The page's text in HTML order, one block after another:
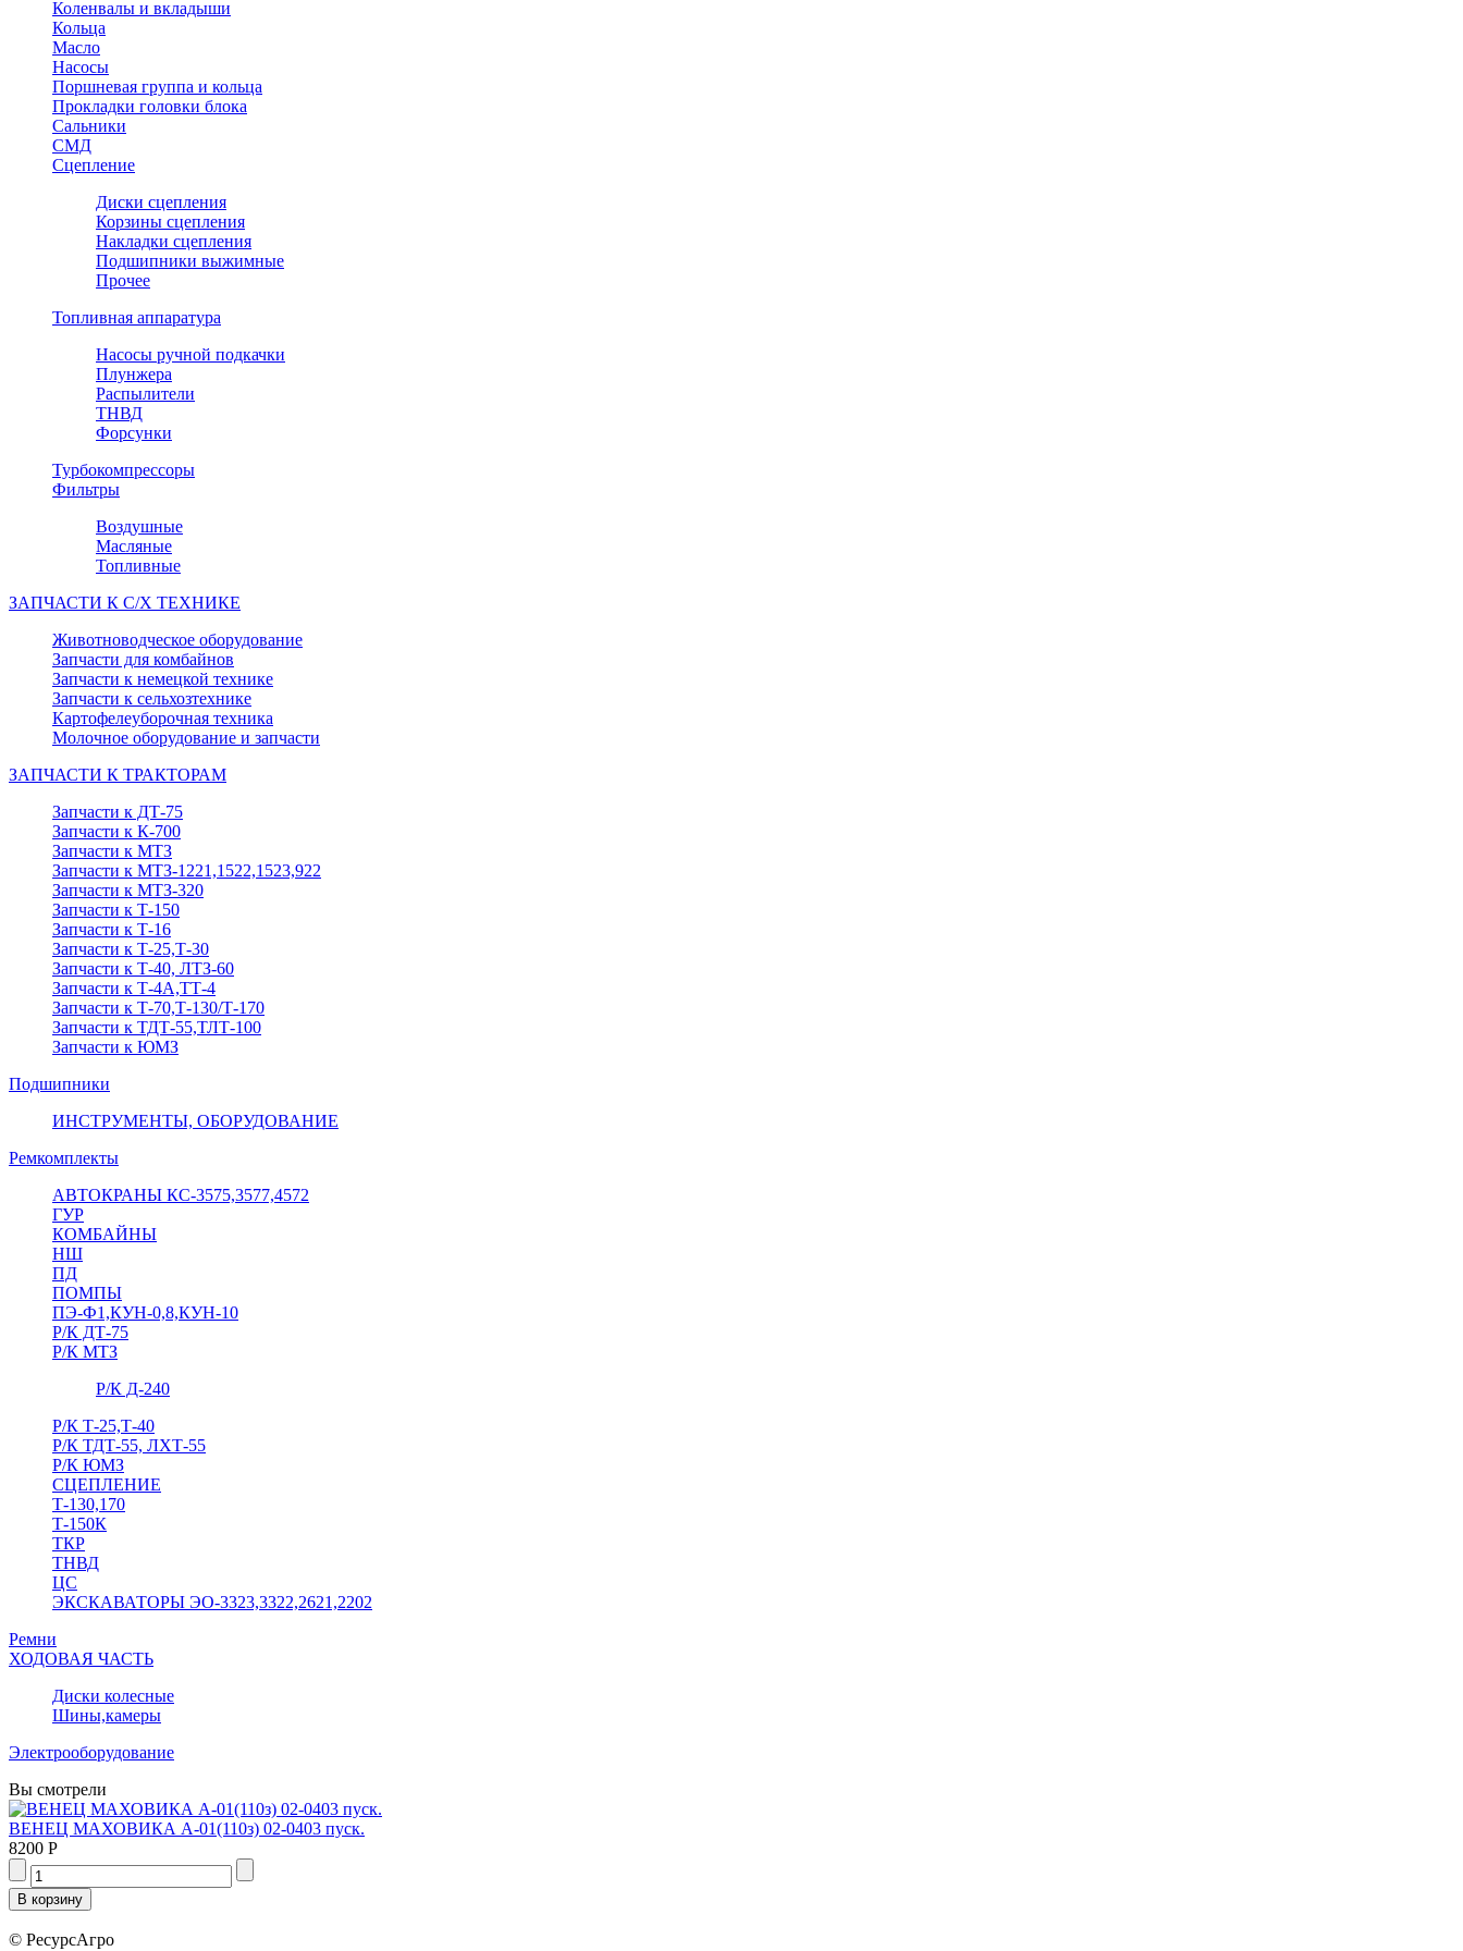
Коленвалы и вкладыши
Кольца
Масло
Насосы
Поршневая группа и кольца
Прокладки головки блока
Сальники
СМД
Сцепление
Диски сцепления
Корзины сцепления
Накладки сцепления
Подшипники выжимные
Прочее
Топливная аппаратура
Насосы ручной подкачки
Плунжера
Распылители
ТНВД
Форсунки
Турбокомпрессоры
Фильтры
Воздушные
Масляные
Топливные
ЗАПЧАСТИ К С/Х ТЕХНИКЕ
Животноводческое оборудование
Запчасти для комбайнов
Запчасти к немецкой технике
Запчасти к сельхозтехнике
Картофелеуборочная техника
Молочное оборудование и запчасти
ЗАПЧАСТИ К ТРАКТОРАМ
Запчасти к ДТ-75
Запчасти к К-700
Запчасти к МТЗ
Запчасти к МТЗ-1221,1522,1523,922
Запчасти к МТЗ-320
Запчасти к Т-150
Запчасти к Т-16
Запчасти к Т-25,Т-30
Запчасти к Т-40, ЛТЗ-60
Запчасти к Т-4А,ТТ-4
Запчасти к Т-70,Т-130/Т-170
Запчасти к ТДТ-55,ТЛТ-100
Запчасти к ЮМЗ
Подшипники
ИНСТРУМЕНТЫ, ОБОРУДОВАНИЕ
Ремкомплекты
АВТОКРАНЫ КС-3575,3577,4572
ГУР
КОМБАЙНЫ
НШ
ПД
ПОМПЫ
ПЭ-Ф1,КУН-0,8,КУН-10
Р/К ДТ-75
Р/К МТЗ
Р/К Д-240
Р/К Т-25,Т-40
Р/К ТДТ-55, ЛХТ-55
Р/К ЮМЗ
СЦЕПЛЕНИЕ
Т-130,170
Т-150К
ТКР
ТНВД
ЦС
ЭКСКАВАТОРЫ ЭО-3323,3322,2621,2202
Ремни
ХОДОВАЯ ЧАСТЬ
Диски колесные
Шины,камеры
Электрооборудование
Вы смотрели
ВЕНЕЦ МАХОВИКА А-01(110з) 02-0403 пуск.
8200 Р
© РесурсАгро